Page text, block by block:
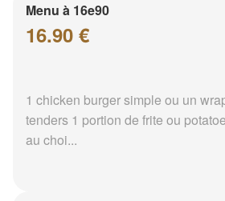
Menu à 16e90
16.90 €
1 chicken burger simple ou un
tenders 1 portion de frite ou
au choi...